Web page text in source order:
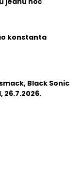
konstanta
Black Sonic
26.7.2026.